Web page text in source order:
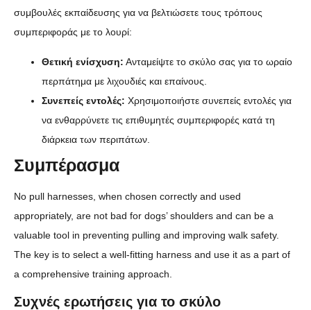
συμβουλές εκπαίδευσης για να βελτιώσετε τους τρόπους
συμπεριφοράς με το λουρί:
Θετική ενίσχυση: Ανταμείψτε το σκύλο σας για το ωραίο
περπάτημα με λιχουδιές και επαίνους.
Συνεπείς εντολές: Χρησιμοποιήστε συνεπείς εντολές για
να ενθαρρύνετε τις επιθυμητές συμπεριφορές κατά τη
διάρκεια των περιπάτων.
Συμπέρασμα
No pull harnesses, when chosen correctly and used
appropriately, are not bad for dogs’ shoulders and can be a
valuable tool in preventing pulling and improving walk safety.
The key is to select a well-fitting harness and use it as a part of
a comprehensive training approach.
Συχνές ερωτήσεις για το σκύλο